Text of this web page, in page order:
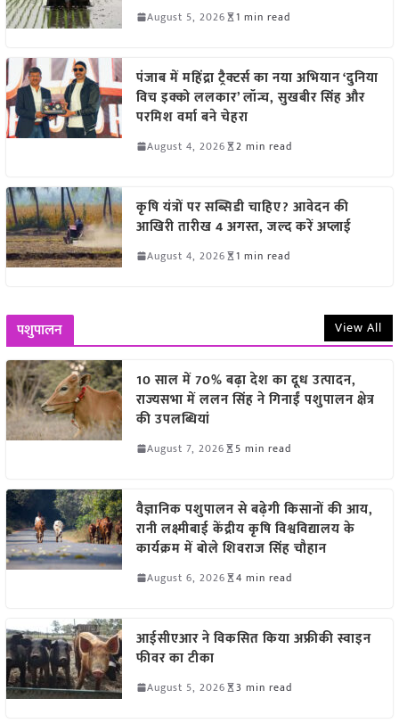
August 5, 2026 1 min read
पंजाब में महिंद्रा ट्रैक्टर्स का नया अभियान ‘दुनिया
विच इक्को ललकार’ लॉन्च, सुखबीर सिंह और
परमिश वर्मा बने चेहरा
August 4, 2026 2 min read
कृषि यंत्रों पर सब्सिडी चाहिए? आवेदन की
आखिरी तारीख 4 अगस्त, जल्द करें अप्लाई
August 4, 2026 1 min read
पशुपालन View All
10 साल में 70% बढ़ा देश का दूध उत्पादन,
राज्यसभा में ललन सिंह ने गिनाईं पशुपालन क्षेत्र
की उपलब्धियां
August 7, 2026 5 min read
वैज्ञानिक पशुपालन से बढ़ेगी किसानों की आय,
रानी लक्ष्मीबाई केंद्रीय कृषि विश्वविद्यालय के
कार्यक्रम में बोले शिवराज सिंह चौहान
August 6, 2026 4 min read
आईसीएआर ने विकसित किया अफ्रीकी स्वाइन
फीवर का टीका
August 5, 2026 3 min read